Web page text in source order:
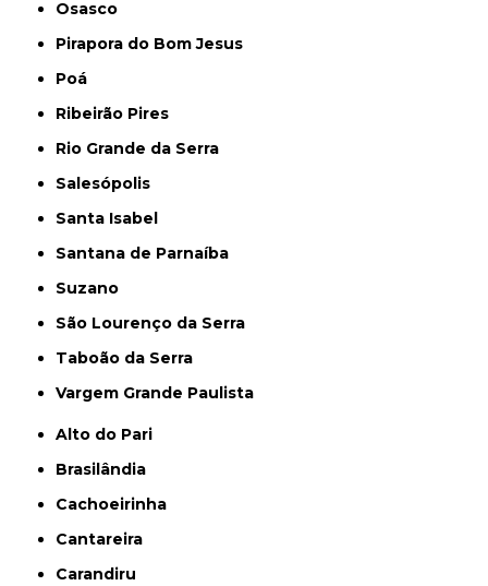
Osasco
Pirapora do Bom Jesus
Poá
Ribeirão Pires
Rio Grande da Serra
Salesópolis
Santa Isabel
Santana de Parnaíba
Suzano
São Lourenço da Serra
Taboão da Serra
Vargem Grande Paulista
Alto do Pari
Brasilândia
Cachoeirinha
Cantareira
Carandiru